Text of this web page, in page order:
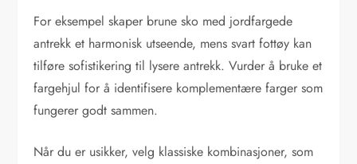
For eksempel skaper brune sko med jordfargede
antrekk et harmonisk utseende, mens svart fottøy kan
tilføre sofistikering til lysere antrekk. Vurder å bruke et
fargehjul for å identifisere komplementære farger som
fungerer godt sammen.
Når du er usikker, velg klassiske kombinasjoner, som